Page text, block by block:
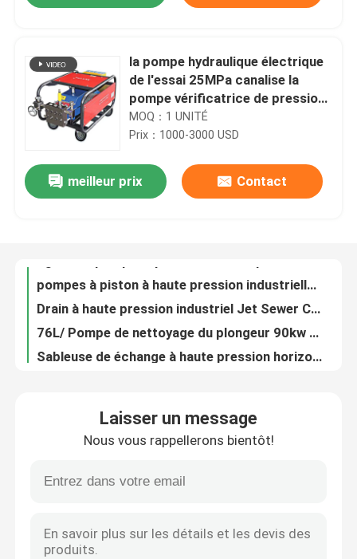
À la maison
Produits
À propos de nous
Nous contacter
Pompe hydraulique électrique d'essai
Décapants à haute pression industriels
la pompe hydraulique électrique
de l'essai 25MPa canalise la
pompe vérificatrice de pression
1000L/H
MOQ：1 UNITÉ
Prix：1000-3000 USD
meilleur prix Contact
Égout de pompe triple ultra à haute pression d'UHP et pompe hydrauliques de Jetter de drain
Élimination extérieure de soufflage hydraulique de Jet Hydro Blaster For Rust de l'eau d'équipement
Laveuse à pression résistante aux explosions pour le nettoyage des pipelines de champs pétrolifères
Laisser un message
Nous vous rappellerons bientôt!